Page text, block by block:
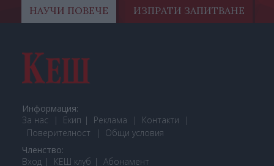
НАУЧИ ПОВЕЧЕ ИЗПРАТИ ЗАПИТВАНЕ
Информация:
За нас
Екип Реклама
Контакти
Поверителност
Общи условия
Членство:
Вход
КЕШ клуб Абонамент